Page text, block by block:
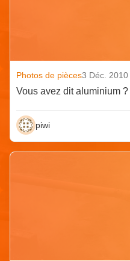
Photos de pièces3 Déc. 2010
Vous avez dit aluminium ?
piwi